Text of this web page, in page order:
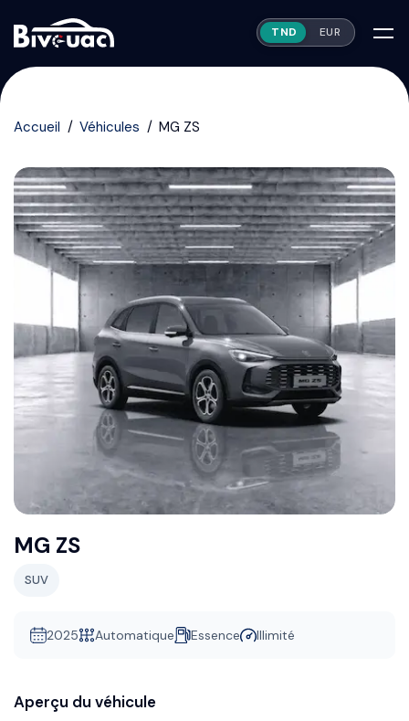
TND EUR
Accueil Véhicules MG ZS
MG ZS
SUV
2025 Automatique Essence Illimité
Aperçu du véhicule